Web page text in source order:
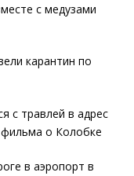
с медузами
карантин по
с травлей в адрес
о Колобке
в аэропорт в